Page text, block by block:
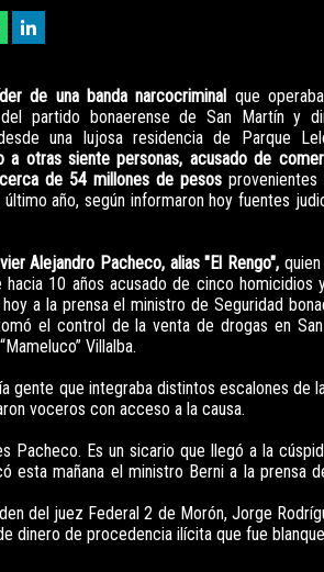
de una banda narcocriminal que
del partido bonaerense de San Martín y
una lujosa residencia de Parque
a otras siente personas, acusado de
de 54 millones de pesos provenientes
año, según informaron hoy fuentes
Alejandro Pacheco, alias "El Rengo",
hacia 10 años acusado de cinco homicidios
a la prensa el ministro de Seguridad
el control de la venta de drogas en
Villalba.
gente que integraba distintos escalones de
voceros con acceso a la causa.
Pacheco. Es un sicario que llegó a la
esta mañana el ministro Berni a la prensa
del juez Federal 2 de Morón, Jorge
dinero de procedencia ilícita que fue